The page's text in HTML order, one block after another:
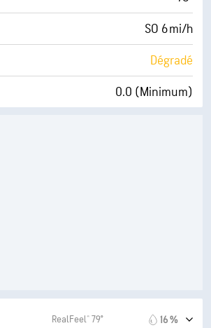
SO 6 mi/h
Dégradé
0.0 (Minimum)
24900 pi
RealFeel® 79° 16 %